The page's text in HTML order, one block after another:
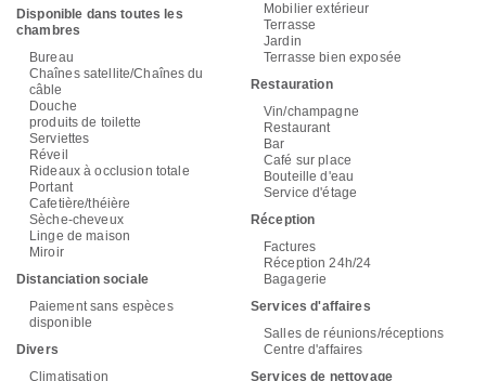
Disponible dans toutes les
chambres
Bureau
Chaînes satellite/Chaînes du
câble
Douche
produits de toilette
Serviettes
Réveil
Rideaux à occlusion totale
Portant
Cafetière/théière
Sèche-cheveux
Linge de maison
Miroir
Distanciation sociale
Paiement sans espèces
disponible
Divers
Climatisation
Mobilier extérieur
Terrasse
Jardin
Terrasse bien exposée
Restauration
Vin/champagne
Restaurant
Bar
Café sur place
Bouteille d'eau
Service d'étage
Réception
Factures
Réception 24h/24
Bagagerie
Services d'affaires
Salles de réunions/réceptions
Centre d'affaires
Services de nettoyage